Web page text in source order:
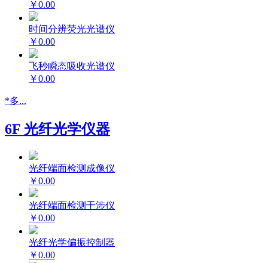
￥0.00
时间分辨荧光光谱仪
￥0.00
飞秒瞬态吸收光谱仪
￥0.00
*多...
6F 光纤光学仪器
光纤端面检测成像仪
￥0.00
光纤端面检测干涉仪
￥0.00
光纤光学偏振控制器
￥0.00